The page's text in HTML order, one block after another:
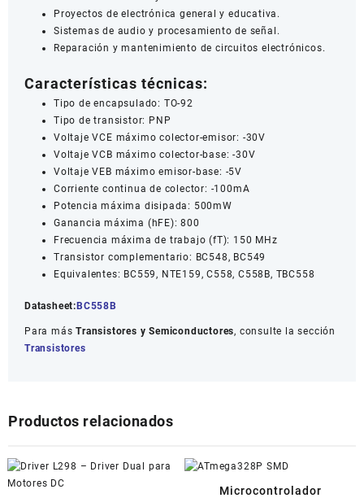
Proyectos de electrónica general y educativa.
Sistemas de audio y procesamiento de señal.
Reparación y mantenimiento de circuitos electrónicos.
Características técnicas:
Tipo de encapsulado: TO-92
Tipo de transistor: PNP
Voltaje VCE máximo colector-emisor: -30V
Voltaje VCB máximo colector-base: -30V
Voltaje VEB máximo emisor-base: -5V
Corriente continua de colector: -100mA
Potencia máxima disipada: 500mW
Ganancia máxima (hFE): 800
Frecuencia máxima de trabajo (fT): 150 MHz
Transistor complementario: BC548, BC549
Equivalentes: BC559, NTE159, C558, C558B, TBC558
Datasheet:BC558B
Para másTransistores y Semiconductores, consulte la sección
Transistores
Productos relacionados
Microcontrolador